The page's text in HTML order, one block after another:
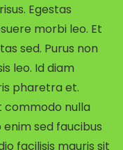
Egestas
morbi leo. Et
sed. Purus non
leo. Id diam
pharetra et.
commodo nulla
enim sed faucibus
facilisis mauris sit